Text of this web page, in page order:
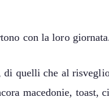
con la loro
quelli che al
macedonie, toast,